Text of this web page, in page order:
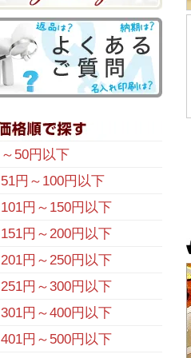
～50円以下
51円～100円以下
101円～150円以下
151円～200円以下
201円～250円以下
251円～300円以下
301円～400円以下
401円～500円以下